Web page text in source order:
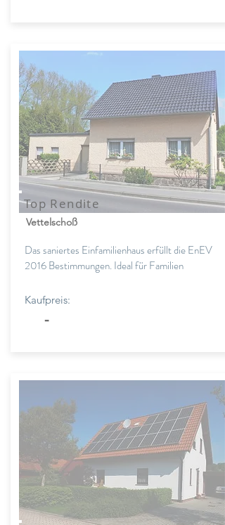
Top Rendite
Vettelschoß
Das saniertes Einfamilienhaus erfüllt die EnEV
2016 Bestimmungen. Ideal für Familien
Kaufpreis:
-